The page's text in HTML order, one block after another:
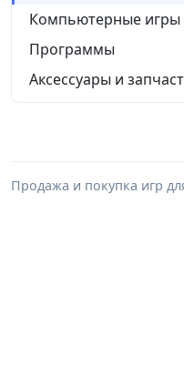
Компьютерные игры
Программы
Аксессуары и
Продажа и покупка игр